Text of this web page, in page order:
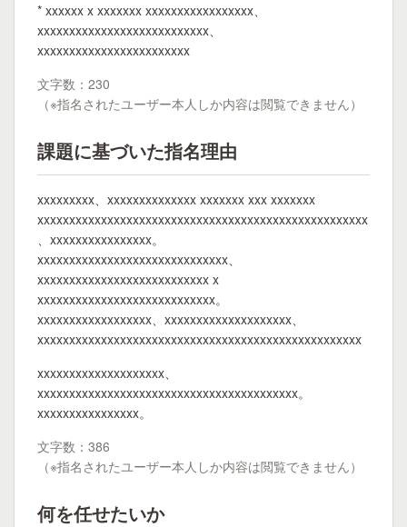
* xxxxxx x xxxxxxx xxxxxxxxxxxxxxxxx、
xxxxxxxxxxxxxxxxxxxxxxxxxxx、
xxxxxxxxxxxxxxxxxxxxxxxx
文字数：230
（※指名されたユーザー本人しか内容は閲覧できません）
課題に基づいた指名理由
xxxxxxxxx、xxxxxxxxxxxxxx xxxxxxx xxx xxxxxxx
xxxxxxxxxxxxxxxxxxxxxxxxxxxxxxxxxxxxxxxxxxxxxxxxxxxx
、xxxxxxxxxxxxxxxx。
xxxxxxxxxxxxxxxxxxxxxxxxxxxxxx、
xxxxxxxxxxxxxxxxxxxxxxxxxxx x
xxxxxxxxxxxxxxxxxxxxxxxxxxxx。
xxxxxxxxxxxxxxxxxx、xxxxxxxxxxxxxxxxxxxx、
xxxxxxxxxxxxxxxxxxxxxxxxxxxxxxxxxxxxxxxxxxxxxxxxxxx
xxxxxxxxxxxxxxxxxxxx、
xxxxxxxxxxxxxxxxxxxxxxxxxxxxxxxxxxxxxxxxx。
xxxxxxxxxxxxxxxx。
文字数：386
（※指名されたユーザー本人しか内容は閲覧できません）
何を任せたいか